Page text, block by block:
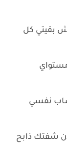
بقيتي كل
نفسي
شفتك ذابح